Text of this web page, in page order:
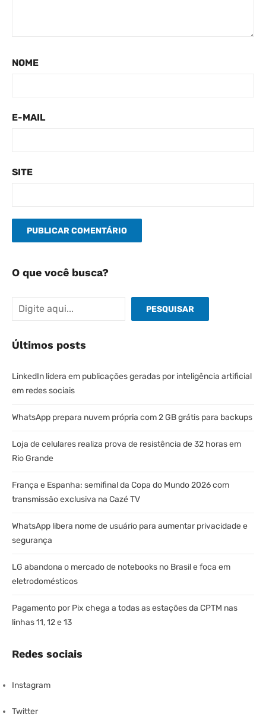
NOME
E-MAIL
SITE
O que você busca?
Pesquisar
PESQUISAR
Últimos posts
LinkedIn lidera em publicações geradas por inteligência artificial
em redes sociais
WhatsApp prepara nuvem própria com 2 GB grátis para backups
Loja de celulares realiza prova de resistência de 32 horas em
Rio Grande
França e Espanha: semifinal da Copa do Mundo 2026 com
transmissão exclusiva na Cazé TV
WhatsApp libera nome de usuário para aumentar privacidade e
segurança
LG abandona o mercado de notebooks no Brasil e foca em
eletrodomésticos
Pagamento por Pix chega a todas as estações da CPTM nas
linhas 11, 12 e 13
Redes sociais
Instagram
Twitter